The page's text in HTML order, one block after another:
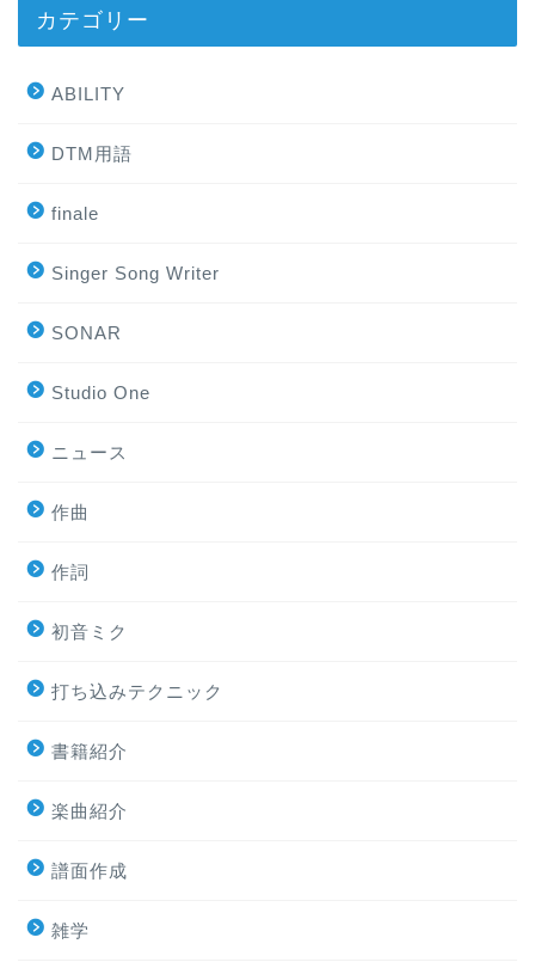
カテゴリー
ABILITY
DTM用語
finale
Singer Song Writer
SONAR
Studio One
ニュース
作曲
作詞
初音ミク
打ち込みテクニック
書籍紹介
楽曲紹介
譜面作成
雑学